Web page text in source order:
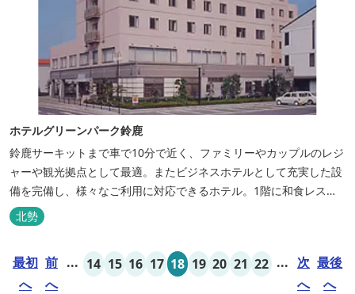
ホテルグリーンパーク鈴鹿
鈴鹿サーキットまで車で10分で近く、ファミリーやカップルのレジ
ャーや観光拠点として最適。またビジネスホテルとして充実した設
備を完備し、様々なご利用に対応できるホテル。1階に和食レスト
ランみやびを併設。
北勢
最初
へ
前
へ
... 14 15 16 17 18 19 20 21 22 ... 次
へ
最後
へ